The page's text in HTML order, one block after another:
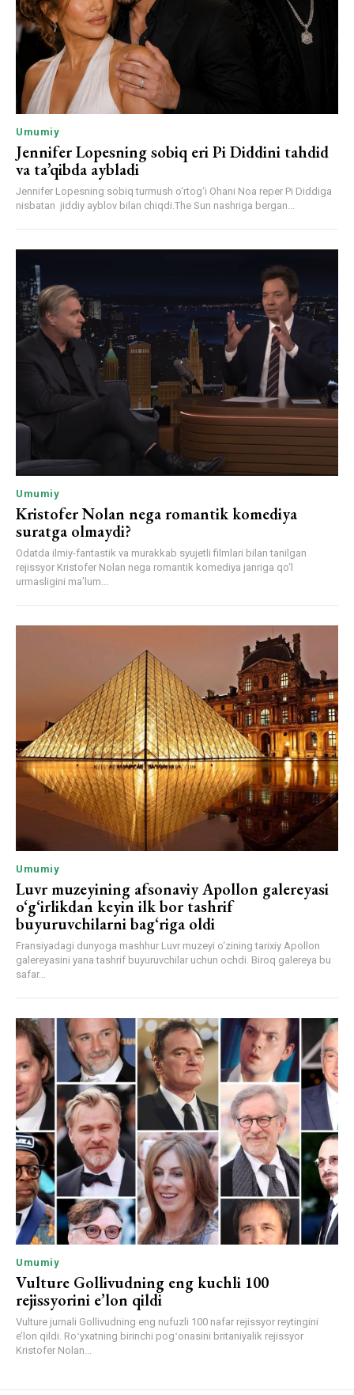
Umumiy
Jennifer Lopesning sobiq eri Pi Diddini tahdid
va ta’qibda aybladi
Jennifer Lopesning sobiq turmush o‘rtog‘i Ohani Noa reper Pi Diddiga
nisbatan jiddiy ayblov bilan chiqdi.The Sun nashriga bergan...
Umumiy
Kristofer Nolan nega romantik komediya
suratga olmaydi?
Odatda ilmiy-fantastik va murakkab syujetli filmlari bilan tanilgan
rejissyor Kristofer Nolan nega romantik komediya janriga qo‘l
urmasligini ma’lum...
Umumiy
Luvr muzeyining afsonaviy Apollon galereyasi
o‘g‘irlikdan keyin ilk bor tashrif
buyuruvchilarni bag‘riga oldi
Fransiyadagi dunyoga mashhur Luvr muzeyi o‘zining tarixiy Apollon
galereyasini yana tashrif buyuruvchilar uchun ochdi. Biroq galereya bu
safar...
Umumiy
Vulture Gollivudning eng kuchli 100
rejissyorini e’lon qildi
Vulture jurnali Gollivudning eng nufuzli 100 nafar rejissyor reytingini
e’lon qildi. Roʻyxatning birinchi pogʻonasini britaniyalik rejissyor
Kristofer Nolan...